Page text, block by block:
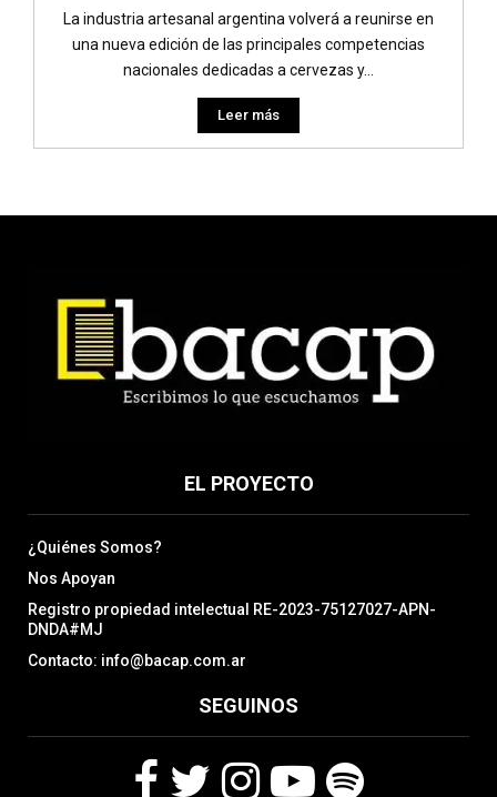
La industria artesanal argentina volverá a reunirse en
una nueva edición de las principales competencias
nacionales dedicadas a cervezas y...
Leer más
EL PROYECTO
¿Quiénes Somos?
Nos Apoyan
Registro propiedad intelectual RE-2023-75127027-APN-
DNDA#MJ
Contacto: info@bacap.com.ar
SEGUINOS